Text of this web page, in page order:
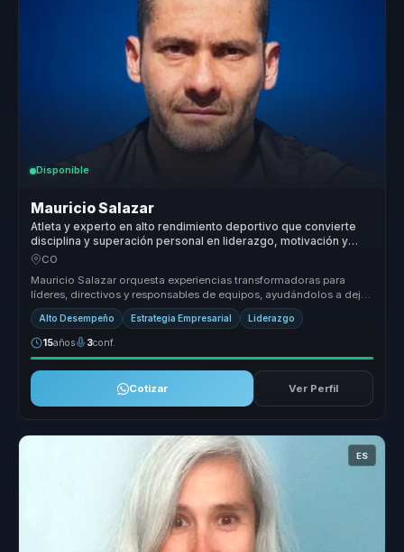
Disponible
Mauricio Salazar
Atleta y experto en alto rendimiento deportivo que convierte
disciplina y superación personal en liderazgo, motivación y
excelencia para equipos.
CO
Mauricio Salazar orquesta experiencias transformadoras para
líderes, directivos y responsables de equipos, ayudándolos a dejar
atrás equi...
Alto Desempeño Estrategia Empresarial Liderazgo
15años 3conf.
Cotizar Ver Perfil
ES